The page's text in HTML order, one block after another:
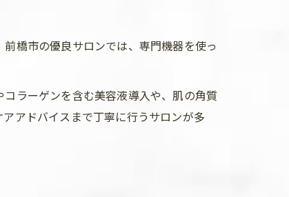
橋市の優良サロンでは、専門機器を使っ
ラーゲンを含む美容液導入や、肌の角質
アドバイスまで丁寧に行うサロンが多